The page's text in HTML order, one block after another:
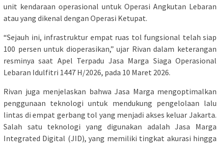
unit kendaraan operasional untuk Operasi Angkutan Lebaran
atau yang dikenal dengan Operasi Ketupat.
“Sejauh ini, infrastruktur empat ruas tol fungsional telah siap
100 persen untuk dioperasikan,” ujar Rivan dalam keterangan
resminya saat Apel Terpadu Jasa Marga Siaga Operasional
Lebaran Idulfitri 1447 H/2026, pada 10 Maret 2026.
Rivan juga menjelaskan bahwa Jasa Marga mengoptimalkan
penggunaan teknologi untuk mendukung pengelolaan lalu
lintas di empat gerbang tol yang menjadi akses keluar Jakarta.
Salah satu teknologi yang digunakan adalah Jasa Marga
Integrated Digital (JID), yang memiliki tingkat akurasi hingga